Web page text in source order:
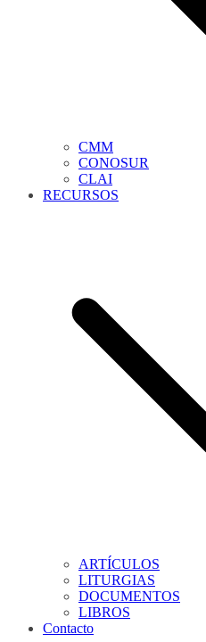
CMM
CONOSUR
CLAI
RECURSOS
ARTÍCULOS
LITURGIAS
DOCUMENTOS
LIBROS
Contacto